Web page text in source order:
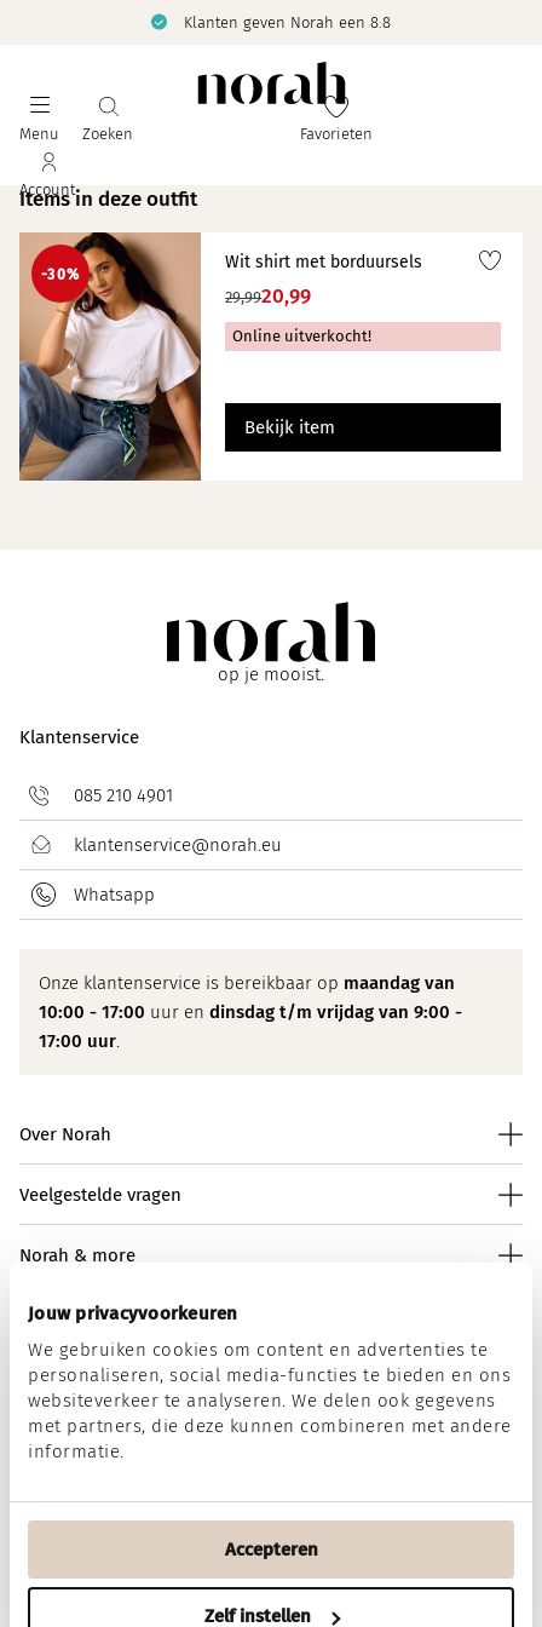
Jouw privacyvoorkeuren
We gebruiken cookies om content en advertenties te
personaliseren, social media-functies te bieden en ons
websiteverkeer te analyseren. We delen ook gegevens
met partners, die deze kunnen combineren met andere
informatie.
Accepteren
Zelf instellen
Klanten geven Norah een 8.8
Menu Zoeken Favorieten
Account
Items in deze outfit
-30%
Wit shirt met borduursels
29,9920,99
Online uitverkocht!
Bekijk item
op je mooist.
Klantenservice
085 210 4901
klantenservice@norah.eu
Whatsapp
Onze klantenservice is bereikbaar op maandag van
10:00 - 17:00 uur en dinsdag t/m vrijdag van 9:00 -
17:00 uur.
Over Norah
Veelgestelde vragen
Norah & more
Norah op social media
DisclaimerPrivacy & Cookies